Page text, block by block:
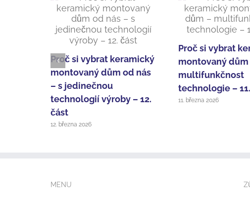
Proč si vybrat keramický
montovaný dům od nás
– s jedinečnou
technologií výroby – 12.
část
12. března 2026
Proč si vybrat
montovaný dům
multifunkčnost
technologie –
11. března 2026
MENU